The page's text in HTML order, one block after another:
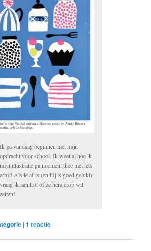
Ik ga vandaag beginnen met mijn
opdracht voor school. Ik weet al hoe ik
mijn illustratie ga noemen: thee met iets
erbij! Als ie af is (en hij is goed gelukt)
vraag ik aan Lot of ze hem erop wil
zetten!
|1 reactie